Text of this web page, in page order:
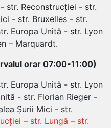
str. Reconstrucției - str.
- str. Bruxelles - str.
Europa Unită - str. Lyon
– Marquardt.
orar 07:00-11:00)
Europa Unită - str. Lyon
- str. Florian Rieger -
Șurii Mici - str.
– str. Lungă – str.